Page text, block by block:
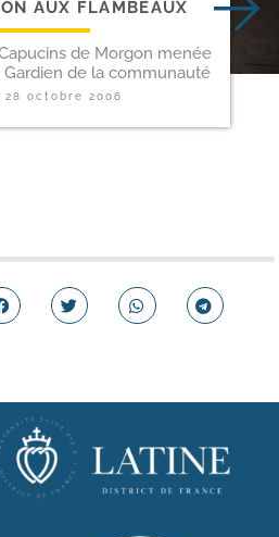
AUX FLAMBEAUX
de Morgon menée
Gardien de la communauté
28 octobre 2006